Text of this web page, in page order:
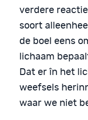
verdere
soort
de boel eens
lichaam
Dat er în het
weefsels
waar we niet